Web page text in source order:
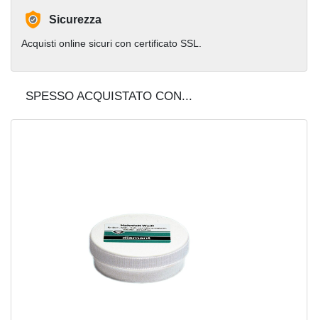
Sicurezza
Acquisti online sicuri con certificato SSL.
SPESSO ACQUISTATO CON...